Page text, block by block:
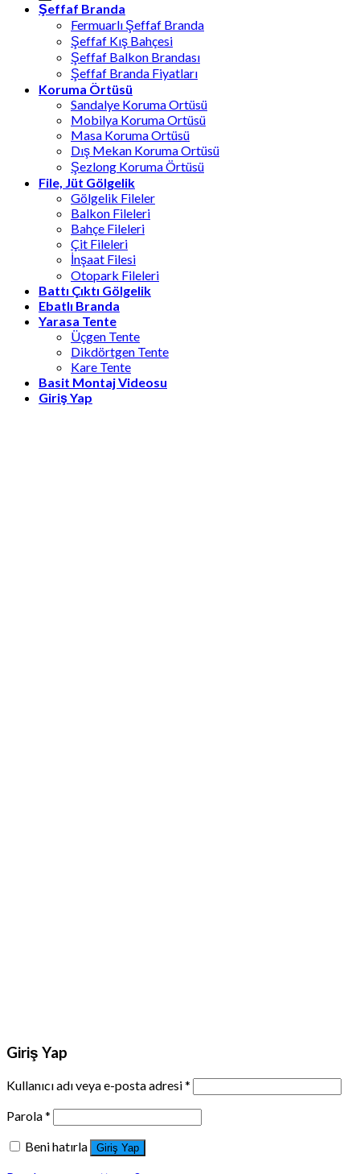
Şeffaf Branda
Fermuarlı Şeffaf Branda
Şeffaf Kış Bahçesi
Şeffaf Balkon Brandası
Şeffaf Branda Fiyatları
Koruma Örtüsü
Sandalye Koruma Ortüsü
Mobilya Koruma Ortüsü
Masa Koruma Ortüsü
Dış Mekan Koruma Ortüsü
Şezlong Koruma Örtüsü
File, Jüt Gölgelik
Gölgelik Fileler
Balkon Fileleri
Bahçe Fileleri
Çit Fileleri
İnşaat Filesi
Otopark Fileleri
Battı Çıktı Gölgelik
Ebatlı Branda
Yarasa Tente
Üçgen Tente
Dikdörtgen Tente
Kare Tente
Basit Montaj Videosu
Giriş Yap
Giriş Yap
Kullanıcı adı veya e-posta adresi*
Parola*
Beni hatırla
Giriş Yap